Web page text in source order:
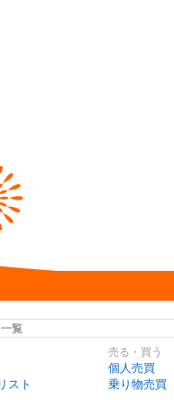
覧
スト
売る・買う
個人売買
乗り物売買